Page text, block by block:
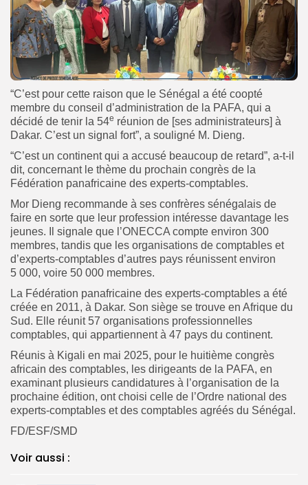
“C’est pour cette raison que le Sénégal a été coopté
membre du conseil d’administration de la PAFA, qui a
décidé de tenir la 54e réunion de [ses administrateurs] à
Dakar. C’est un signal fort”, a souligné M. Dieng.
“C’est un continent qui a accusé beaucoup de retard”, a-t-il
dit, concernant le thème du prochain congrès de la
Fédération panafricaine des experts-comptables.
Mor Dieng recommande à ses confrères sénégalais de
faire en sorte que leur profession intéresse davantage les
jeunes. Il signale que l’ONECCA compte environ 300
membres, tandis que les organisations de comptables et
d’experts-comptables d’autres pays réunissent environ
5 000, voire 50 000 membres.
La Fédération panafricaine des experts-comptables a été
créée en 2011, à Dakar. Son siège se trouve en Afrique du
Sud. Elle réunit 57 organisations professionnelles
comptables, qui appartiennent à 47 pays du continent.
Réunis à Kigali en mai 2025, pour le huitième congrès
africain des comptables, les dirigeants de la PAFA, en
examinant plusieurs candidatures à l’organisation de la
prochaine édition, ont choisi celle de l’Ordre national des
experts-comptables et des comptables agréés du Sénégal.
FD/ESF/SMD
Voir aussi :